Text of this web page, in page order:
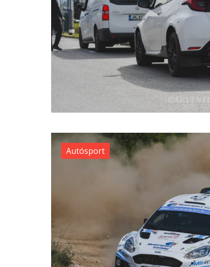
Autósport